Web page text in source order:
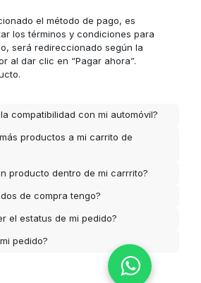
el método de pago, es
los términos y condiciones para
será redireccionado según la
al dar clic en “Pagar ahora”.
compatibilidad con mi automóvil?
productos a mi carrito de
producto dentro de mi carrrito?
de compra tengo?
el estatus de mi pedido?
pedido?